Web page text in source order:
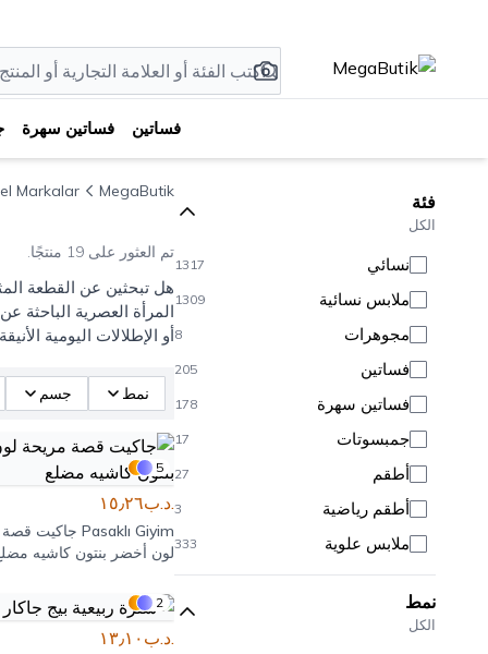
فساتين فساتين سهرة
فئة
الكل
نسائي 1317
ملابس نسائية 1309
مجوهرات 8
فساتين 205
فساتين سهرة 178
جمبسوتات 17
أطقم 27
أطقم رياضية 3
ملابس علوية 333
ملابس سفلية 181
ملابس خارجية 72
نمط
الكل
MegaButik
Markalar
تم العثور على 19 منتجًا.
المرأة العصرية الباحثة
أو الإطلالات اليومية
نمط جسم
5
.د.ب١٥٫٢٦
Pasaklı Giyim جاكيت قصة
لون أخضر بنتون كاشيه
2
.د.ب١٣٫١٠